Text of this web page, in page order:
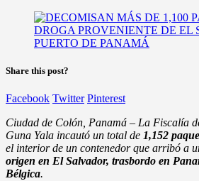
Share this post?
Facebook Twitter Pinterest
Ciudad de Colón, Panamá – La Fiscalía
Guna Yala incautó un total de 1,152
el interior de un contenedor que arribó a
origen en El Salvador, trasbordo en
Bélgica.